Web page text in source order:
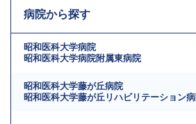
病院から探す
昭和医科大学病院
昭和医科大学病院附属東病院
昭和医科大学藤が丘病院
昭和医科大学藤が丘リハビリテーション